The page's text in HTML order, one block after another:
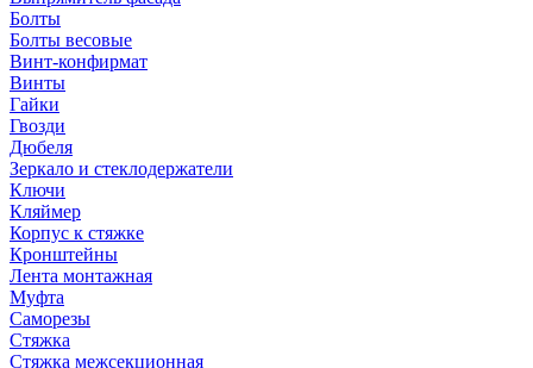
Болты
Болты весовые
Винт-конфирмат
Винты
Гайки
Гвозди
Дюбеля
Зеркало и стеклодержатели
Ключи
Кляймер
Корпус к стяжке
Кронштейны
Лента монтажная
Муфта
Саморезы
Стяжка
Стяжка межсекционная